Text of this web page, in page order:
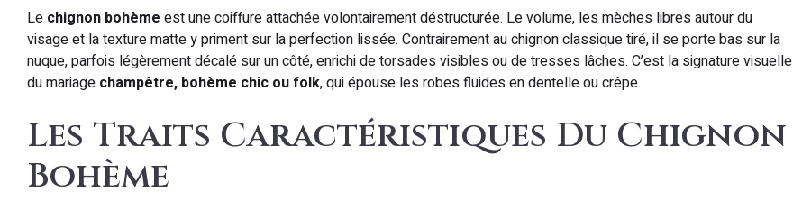
Le chignon bohème est une coiffure attachée volontairement déstructurée. Le volume, les mèches libres autour du
visage et la texture matte y priment sur la perfection lissée. Contrairement au chignon classique tiré, il se porte bas sur la
nuque, parfois légèrement décalé sur un côté, enrichi de torsades visibles ou de tresses lâches. C’est la signature visuelle
du mariage champêtre, bohème chic ou folk, qui épouse les robes fluides en dentelle ou crêpe.
Les Traits Caractéristiques Du Chignon
Bohème